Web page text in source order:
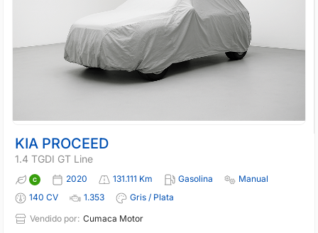
KIA PROCEED
1.4 TGDI GT Line
2020 131.111 Km Gasolina
Manual
140 CV
1.353
Gris / Plata
Vendido por: Cumaca Motor